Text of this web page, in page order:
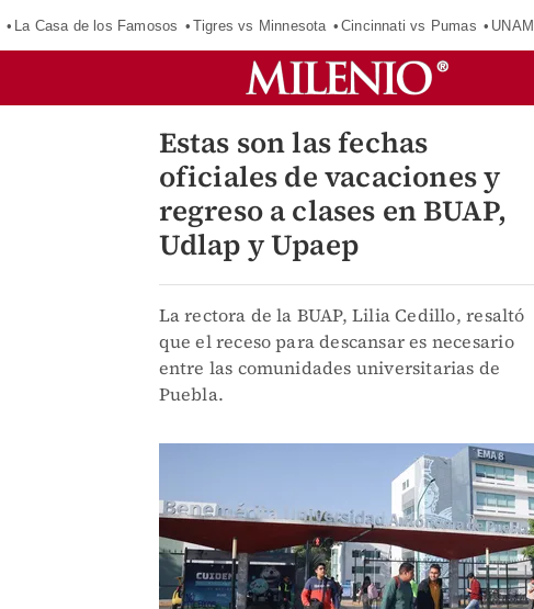
La Casa de los Famosos Tigres vs Minnesota Cincinnati vs Pumas UNAM
Estas son las fechas
oficiales de vacaciones y
regreso a clases en BUAP,
Udlap y Upaep
La rectora de la BUAP, Lilia Cedillo, resaltó
que el receso para descansar es necesario
entre las comunidades universitarias de
Puebla.